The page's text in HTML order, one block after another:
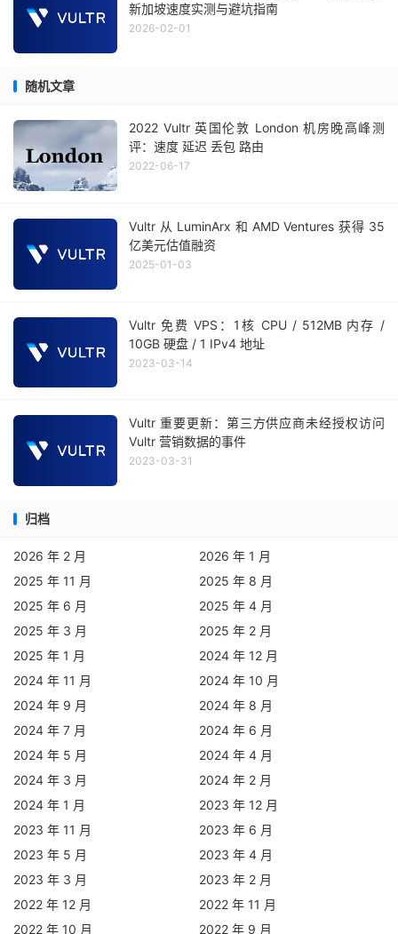
新加坡速度实测与避坑指南
2026-02-01
随机文章
2022 Vultr 英国伦敦 London 机房晚高峰测
评：速度 延迟 丢包 路由
2022-06-17
Vultr 从 LuminArx 和 AMD Ventures 获得 35
亿美元估值融资
2025-01-03
Vultr 免费 VPS：1核 CPU / 512MB 内存 /
10GB 硬盘 / 1 IPv4 地址
2023-03-14
Vultr 重要更新：第三方供应商未经授权访问
Vultr 营销数据的事件
2023-03-31
归档
2026 年 2 月
2026 年 1 月
2025 年 11 月
2025 年 8 月
2025 年 6 月
2025 年 4 月
2025 年 3 月
2025 年 2 月
2025 年 1 月
2024 年 12 月
2024 年 11 月
2024 年 10 月
2024 年 9 月
2024 年 8 月
2024 年 7 月
2024 年 6 月
2024 年 5 月
2024 年 4 月
2024 年 3 月
2024 年 2 月
2024 年 1 月
2023 年 12 月
2023 年 11 月
2023 年 6 月
2023 年 5 月
2023 年 4 月
2023 年 3 月
2023 年 2 月
2022 年 12 月
2022 年 11 月
2022 年 10 月
2022 年 9 月